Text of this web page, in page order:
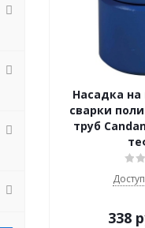
Насадка
сварки
труб
338